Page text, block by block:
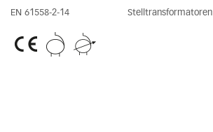
EN 61558-2-14
Stelltransformatoren